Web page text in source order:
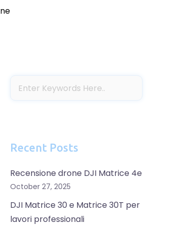
Recent Posts
Recensione drone DJI Matrice 4e
October 27, 2025
DJI Matrice 30 e Matrice 30T per
lavori professionali